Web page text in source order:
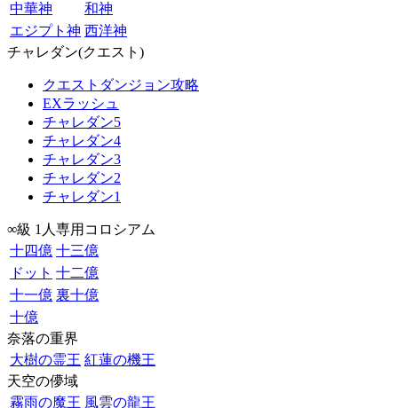
中華神
和神
エジプト神 西洋神
チャレダン(クエスト)
クエストダンジョン攻略
EXラッシュ
チャレダン5
チャレダン4
チャレダン3
チャレダン2
チャレダン1
∞級 1人専用コロシアム
十四億 十三億
ドット 十二億
十一億 裏十億
十億
奈落の重界
大樹の霊王 紅蓮の機王
天空の儚域
霧雨の魔王 風雲の龍王